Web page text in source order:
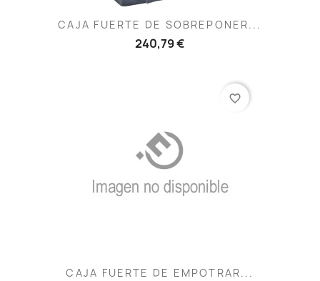
CAJA FUERTE DE SOBREPONER...
240,79 €
CAJA FUERTE DE EMPOTRAR...
favorite_border